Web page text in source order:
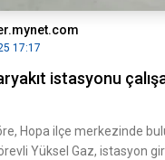
17:17
istasyonu
Hopa ilçe merkezinde
Yüksel Gaz, istasyon